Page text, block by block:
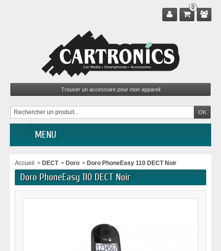
0
MENU
Accueil > DECT > Doro > Doro PhoneEasy 110 DECT Noir
Doro PhoneEasy 110 DECT Noir